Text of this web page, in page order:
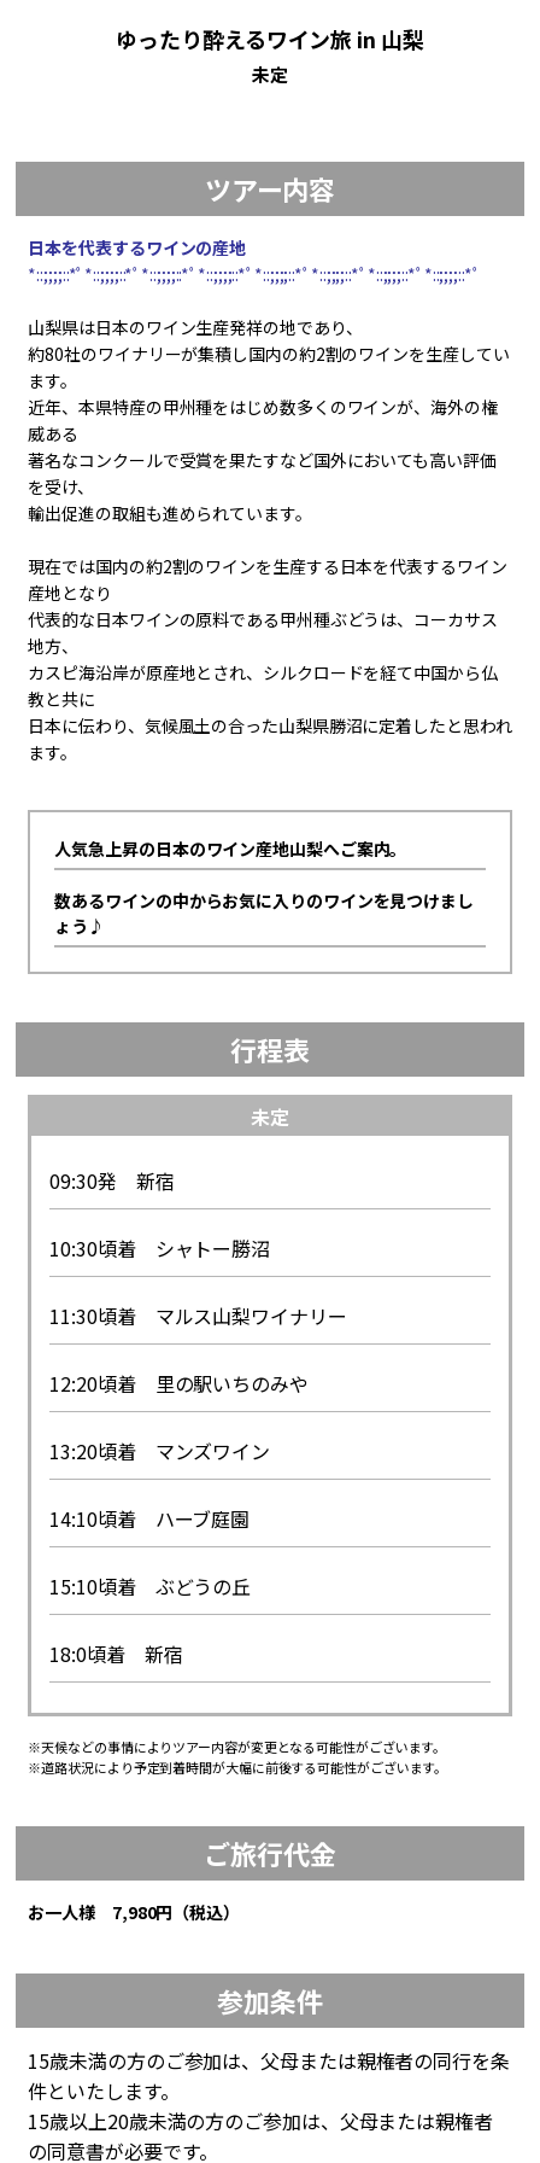
ゆったり酔えるワイン旅 in 山梨
未定
ツアー内容
日本を代表するワインの産地
*::;;;;::*ﾟ*::;;;;::*ﾟ*::;;;;::*ﾟ*::;;;;::*ﾟ*::;;;;::*ﾟ*::;;;;::*ﾟ*::;;;;::*ﾟ*::;;;;::*ﾟ
山梨県は日本のワイン生産発祥の地であり、
約80社のワイナリーが集積し国内の約2割のワインを生産してい
ます。
近年、本県特産の甲州種をはじめ数多くのワインが、海外の権
威ある
著名なコンクールで受賞を果たすなど国外においても高い評価
を受け、
輸出促進の取組も進められています。
現在では国内の約2割のワインを生産する日本を代表するワイン
産地となり
代表的な日本ワインの原料である甲州種ぶどうは、コーカサス
地方、
カスピ海沿岸が原産地とされ、シルクロードを経て中国から仏
教と共に
日本に伝わり、気候風土の合った山梨県勝沼に定着したと思われ
ます。
人気急上昇の日本のワイン産地山梨へご案内。
数あるワインの中からお気に入りのワインを見つけまし
ょう♪
行程表
未定
09:30発 新宿
10:30頃着 シャトー勝沼
11:30頃着 マルス山梨ワイナリー
12:20頃着 里の駅いちのみや
13:20頃着 マンズワイン
14:10頃着 ハーブ庭園
15:10頃着 ぶどうの丘
18:0頃着 新宿
※天候などの事情によりツアー内容が変更となる可能性がございます。
※道路状況により予定到着時間が大幅に前後する可能性がございます。
ご旅行代金
お一人様 7,980円（税込）
参加条件
15歳未満の方のご参加は、父母または親権者の同行を条
件といたします。
15歳以上20歳未満の方のご参加は、父母または親権者
の同意書が必要です。